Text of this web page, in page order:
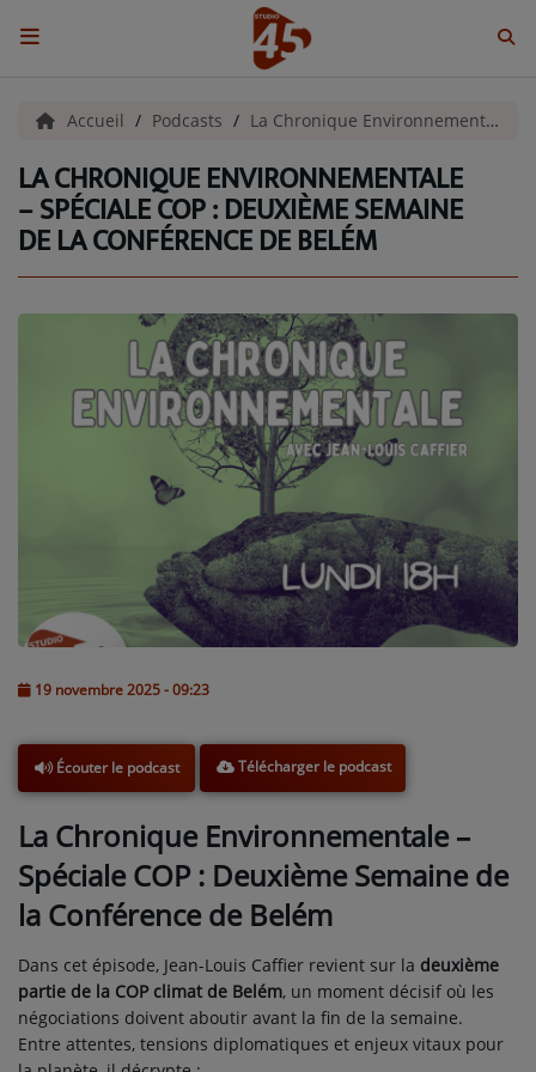
ACCUEIL
Emissions
BENJI & COMPAGNIE
GRAFFITI CINÉMA
LES ASSOCIÉS DU JOUR
LA CHRONIQUE ENVIRONNEMENTALE
LA CHRONIQUE MUSICALE
L'ÉNERGIE DES 9 ÉTOILES
MIXTAPE ADDICT RADIO SHOW
"SI ON CHANTAIT", L'ÉMISSION
SONS 2 DARONS
La Radio
EQUIPE
PODCASTS
INTERVIEW
Musique
TITRES DIFFUSÉS
Accueil Podcasts La Chronique Environnementale
LA CHRONIQUE ENVIRONNEMENTALE
– SPÉCIALE COP : DEUXIÈME SEMAINE
DE LA CONFÉRENCE DE BELÉM
19 novembre 2025 - 09:23
Écouter le podcast Télécharger le podcast
La Chronique Environnementale –
Spéciale COP : Deuxième Semaine de
la Conférence de Belém
Dans cet épisode, Jean-Louis Caffier revient sur la deuxième
partie de la COP climat de Belém, un moment décisif où les
négociations doivent aboutir avant la fin de la semaine.
Entre attentes, tensions diplomatiques et enjeux vitaux pour